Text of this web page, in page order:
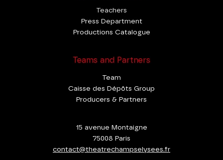
Teachers
Press Department
Productions Catalogue
Teams and Partners
Team
Caisse des Dépôts Group
Producers & Partners
15 avenue Montaigne
75008 Paris
contact@theatrechampselysees.fr